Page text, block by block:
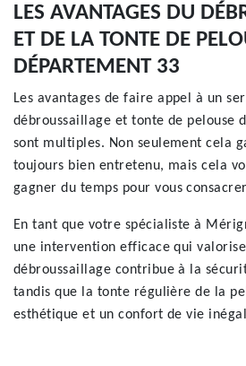
LES AVANTAGES DU
ET DE LA TONTE DE
DÉPARTEMENT 33
Les avantages de faire appel à un
débroussaillage et tonte de pelouse
sont multiples. Non seulement cela
toujours bien entretenu, mais cela
gagner du temps pour vous
En tant que votre spécialiste à
une intervention efficace qui
débroussaillage contribue à la
tandis que la tonte régulière de la
esthétique et un confort de vie